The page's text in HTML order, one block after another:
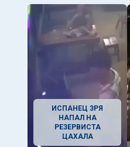
ИСПАНЕЦ ЗРЯ
НАПАЛ НА
РЕЗЕРВИСТА
ЦАХАЛА